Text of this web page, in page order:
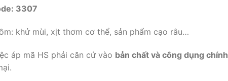
3307
khử mùi, xịt thơm cơ thể, sản phẩm cạo râu…
áp mã HS phải căn cứ vào bản chất và công dụng chính